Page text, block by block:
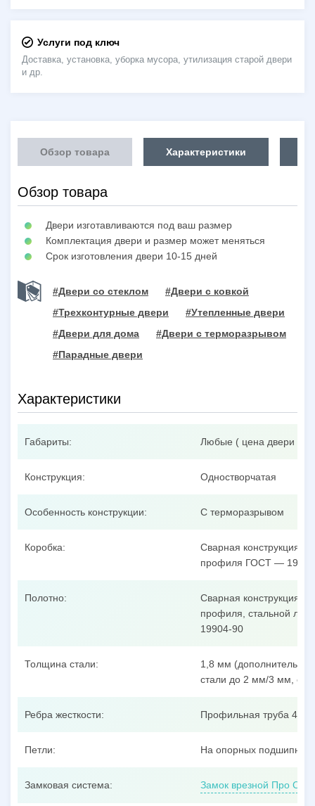
Услуги под ключ
Доставка, установка, уборка мусора, утилизация старой двери
и др.
Обзор товара Характеристики
Обзор товара
Двери изготавливаются под ваш размер
Комплектация двери и размер может меняться
Срок изготовления двери 10-15 дней
#Двери со стеклом
#Двери с ковкой
#Трехконтурные двери
#Утепленные двери
#Двери для дома
#Двери с терморазрывом
#Парадные двери
Характеристики
Габариты: Любые ( цена двери
Конструкция: Одностворчатая
Особенность конструкции: С терморазрывом
Коробка:
Сварная конструкция из
профиля ГОСТ —
Полотно:
Сварная конструкция из
профиля, стальной
19904-90
Толщина стали:
1,8 мм
стали до 2 мм/3 мм,
Ребра жесткости: Профильная труба
Петли: На опорных
Замковая система: Замок врезной Про Сам